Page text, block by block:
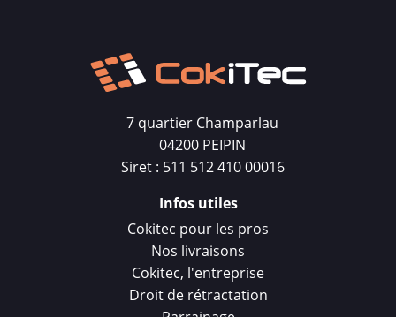
7 quartier Champarlau
04200 PEIPIN
Siret : 511 512 410 00016
Infos utiles
Cokitec pour les pros
Nos livraisons
Cokitec, l'entreprise
Droit de rétractation